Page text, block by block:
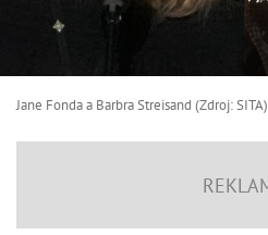
Jane Fonda a Barbra Streisand (Zdroj: SITA)